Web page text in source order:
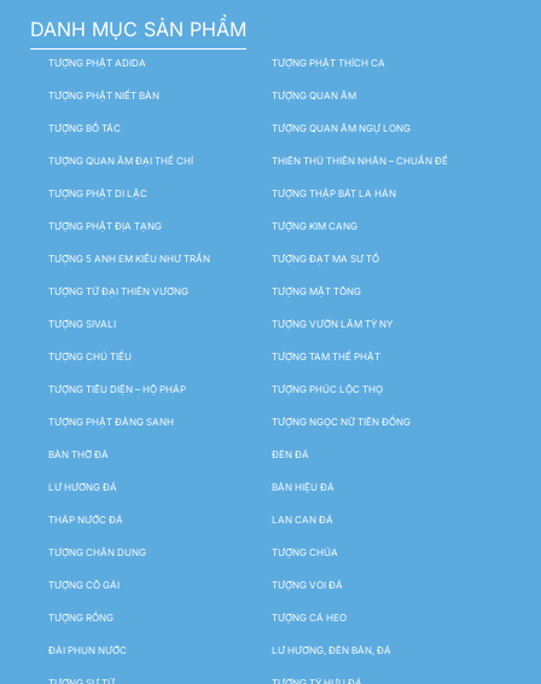
DANH MỤC SẢN PHẨM
TƯỢNG PHẬT ADIDA TƯỢNG PHẬT THÍCH CA
TƯỢNG PHẬT NIẾT BÀN TƯỢNG QUAN ÂM
TƯỢNG BỒ TÁC TƯỢNG QUAN ÂM NGỰ LONG
TƯỢNG QUAN ÂM ĐẠI THẾ CHÍ THIÊN THỦ THIÊN NHÃN – CHUẨN ĐỀ
TƯỢNG PHẬT DI LẶC TƯỢNG THẬP BÁT LA HÁN
TƯỢNG PHẬT ĐỊA TẠNG TƯỢNG KIM CANG
TƯỢNG 5 ANH EM KIỀU NHƯ TRẦN TƯỢNG ĐẠT MA SƯ TỔ
TƯỢNG TỨ ĐẠI THIÊN VƯƠNG TƯỢNG MẬT TÔNG
TƯỢNG SIVALI TƯỢNG VƯỜN LÂM TỲ NY
TƯỢNG CHÚ TIỂU TƯỢNG TAM THẾ PHẬT
TƯỢNG TIÊU DIỆN – HỘ PHÁP TƯỢNG PHÚC LỘC THỌ
TƯỢNG PHẬT ĐẢNG SANH TƯỢNG NGỌC NỮ TIÊN ĐỒNG
BÀN THỜ ĐÁ ĐÈN ĐÁ
LƯ HƯƠNG ĐÁ BẢN HIỆU ĐÁ
THÁP NƯỚC ĐÁ LAN CAN ĐÁ
TƯỢNG CHÂN DUNG TƯỢNG CHÚA
TƯỢNG CÔ GÁI TƯỢNG VOI ĐÁ
TƯỢNG RỒNG TƯỢNG CÁ HEO
ĐÀI PHUN NƯỚC LƯ HƯƠNG, ĐÈN BÀN, ĐÁ